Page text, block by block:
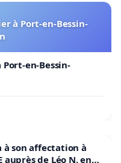
à Port-en-Bessin-
en-Bessin-
à son affectation à
de Léo N. en